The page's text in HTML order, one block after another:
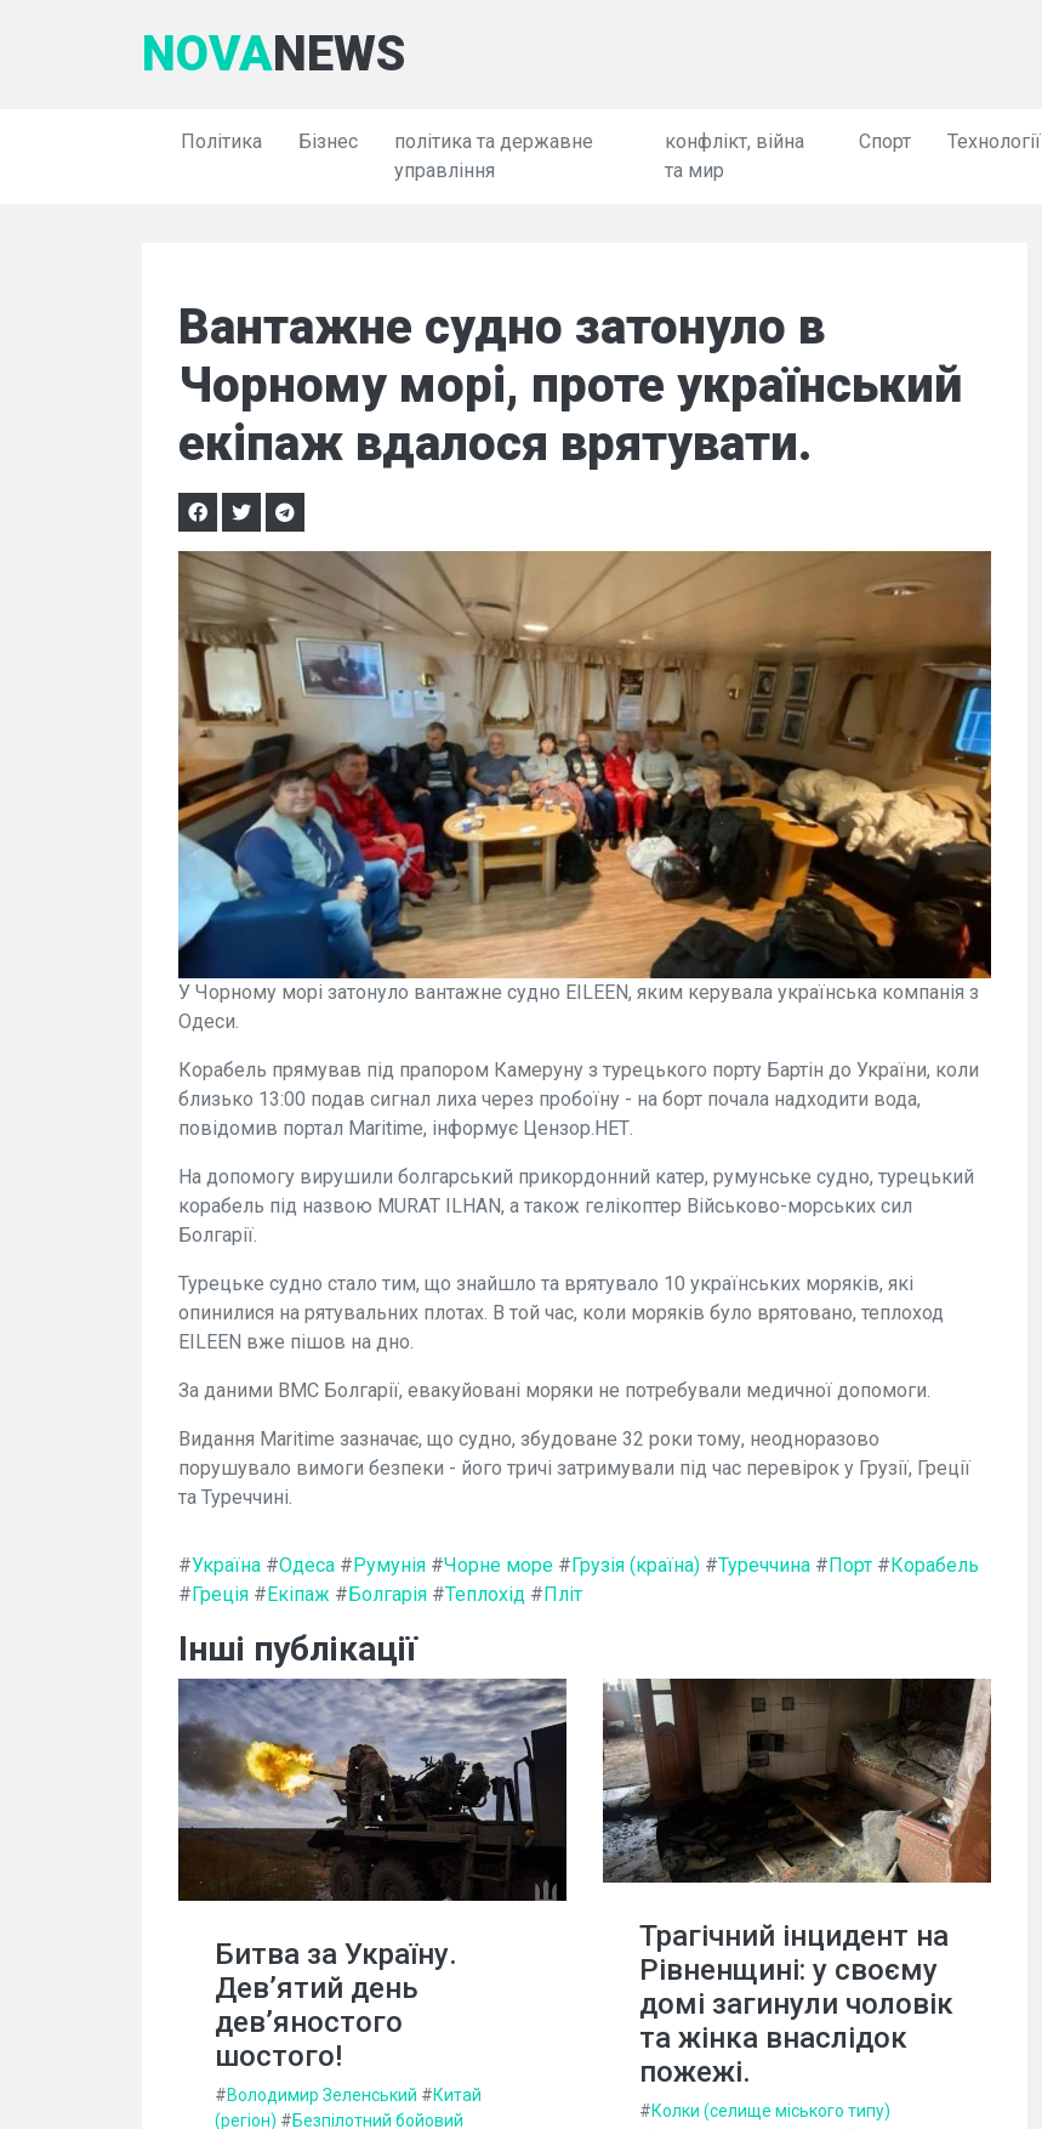
NOVANEWS
Політика Бізнес
політика та державне
управління
конфлікт, війна
та мир
Спорт Технології
Вантажне судно затонуло в
Чорному морі, проте український
екіпаж вдалося врятувати.
У Чорному морі затонуло вантажне судно EILEEN, яким керувала українська компанія з
Одеси.
Корабель прямував під прапором Камеруну з турецького порту Бартін до України, коли
близько 13:00 подав сигнал лиха через пробоїну - на борт почала надходити вода,
повідомив портал Maritime, інформує Цензор.НЕТ.
На допомогу вирушили болгарський прикордонний катер, румунське судно, турецький
корабель під назвою MURAT ILHAN, а також гелікоптер Військово-морських сил
Болгарії.
Турецьке судно стало тим, що знайшло та врятувало 10 українських моряків, які
опинилися на рятувальних плотах. В той час, коли моряків було врятовано, теплоход
EILEEN вже пішов на дно.
За даними ВМС Болгарії, евакуйовані моряки не потребували медичної допомоги.
Видання Maritime зазначає, що судно, збудоване 32 роки тому, неодноразово
порушувало вимоги безпеки - його тричі затримували під час перевірок у Грузії, Греції
та Туреччині.
#Україна #Одеса #Румунія #Чорне море #Грузія (країна) #Туреччина #Порт #Корабель
#Греція #Екіпаж #Болгарія #Теплохід #Пліт
Інші публікації
Битва за Україну.
Дев’ятий день
дев’яностого
шостого!
#Володимир Зеленський #Китай
(регіон) #Безпілотний бойовий
Трагічний інцидент на
Рівненщині: у своєму
домі загинули чоловік
та жінка внаслідок
пожежі.
#Колки (селище міського типу)